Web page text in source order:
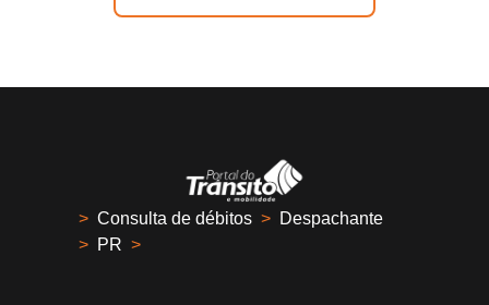
> Consulta de débitos > Despachante
> PR >